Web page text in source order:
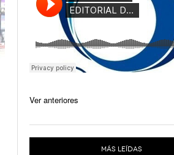
Ver anteriores
MÁS LEÍDAS